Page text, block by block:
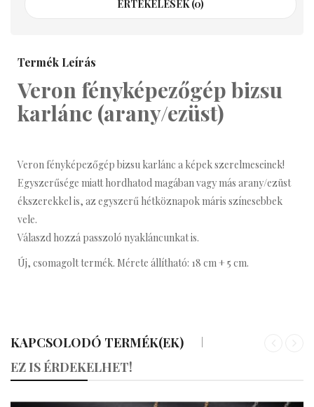
ÉRTÉKELÉSEK (0)
Termék Leírás
Veron fényképezőgép bizsu
karlánc (arany/ezüst)
Veron fényképezőgép bizsu karlánc a képek szerelmeseinek!
Egyszerűsége miatt hordhatod magában vagy más arany/ezüst
ékszerekkel is, az egyszerű hétköznapok máris színesebbek
vele.
Válaszd hozzá passzoló nyakláncunkat is.
Új, csomagolt termék. Mérete állítható: 18 cm + 5 cm.
KAPCSOLODÓ TERMÉK(EK)
EZ IS ÉRDEKELHET!